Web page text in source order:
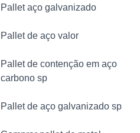
Pallet aço galvanizado
Pallet de aço valor
Pallet de contenção em aço
carbono sp
Pallet de aço galvanizado sp